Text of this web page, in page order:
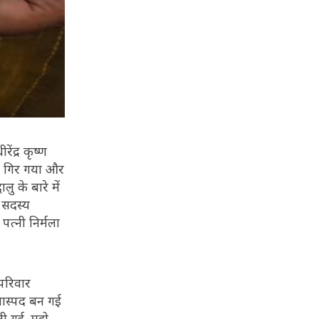
कृष्ण
गया और
के बारे में
सदस्य
निर्मला
बन गई